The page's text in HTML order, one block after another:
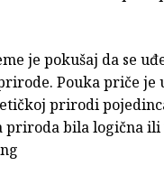
je pokušaj da se
Pouka priče je
prirodi
priroda bila logična ili